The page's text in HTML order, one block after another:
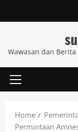
Wawasan dan
Primary
Home
Permintaan